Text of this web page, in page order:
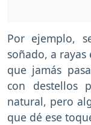
Por ejemplo,
soñado, a
que jamás
con destellos
natural, pero
que dé ese